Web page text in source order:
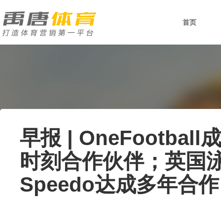
首页
早报 | OneFootball
时刻合作伙伴；英国
Speedo达成多年合作